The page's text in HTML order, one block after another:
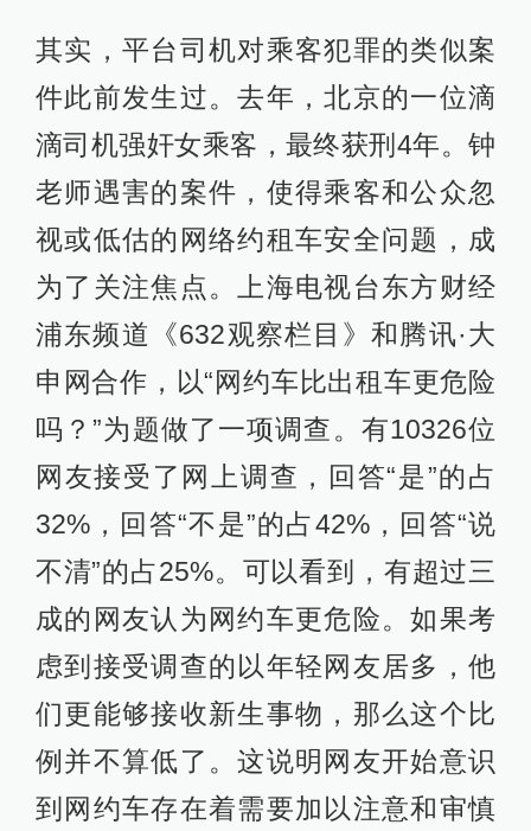
其实，平台司机对乘客犯罪的类似案
件此前发生过。去年，北京的一位滴
滴司机强奸女乘客，最终获刑4年。钟
老师遇害的案件，使得乘客和公众忽
视或低估的网络约租车安全问题，成
为了关注焦点。上海电视台东方财经
浦东频道《632观察栏目》和腾讯·大
申网合作，以“网约车比出租车更危险
吗？”为题做了一项调查。有10326位
网友接受了网上调查，回答“是”的占
32%，回答“不是”的占42%，回答“说
不清”的占25%。可以看到，有超过三
成的网友认为网约车更危险。如果考
虑到接受调查的以年轻网友居多，他
们更能够接收新生事物，那么这个比
例并不算低了。这说明网友开始意识
到网约车存在着需要加以注意和审慎